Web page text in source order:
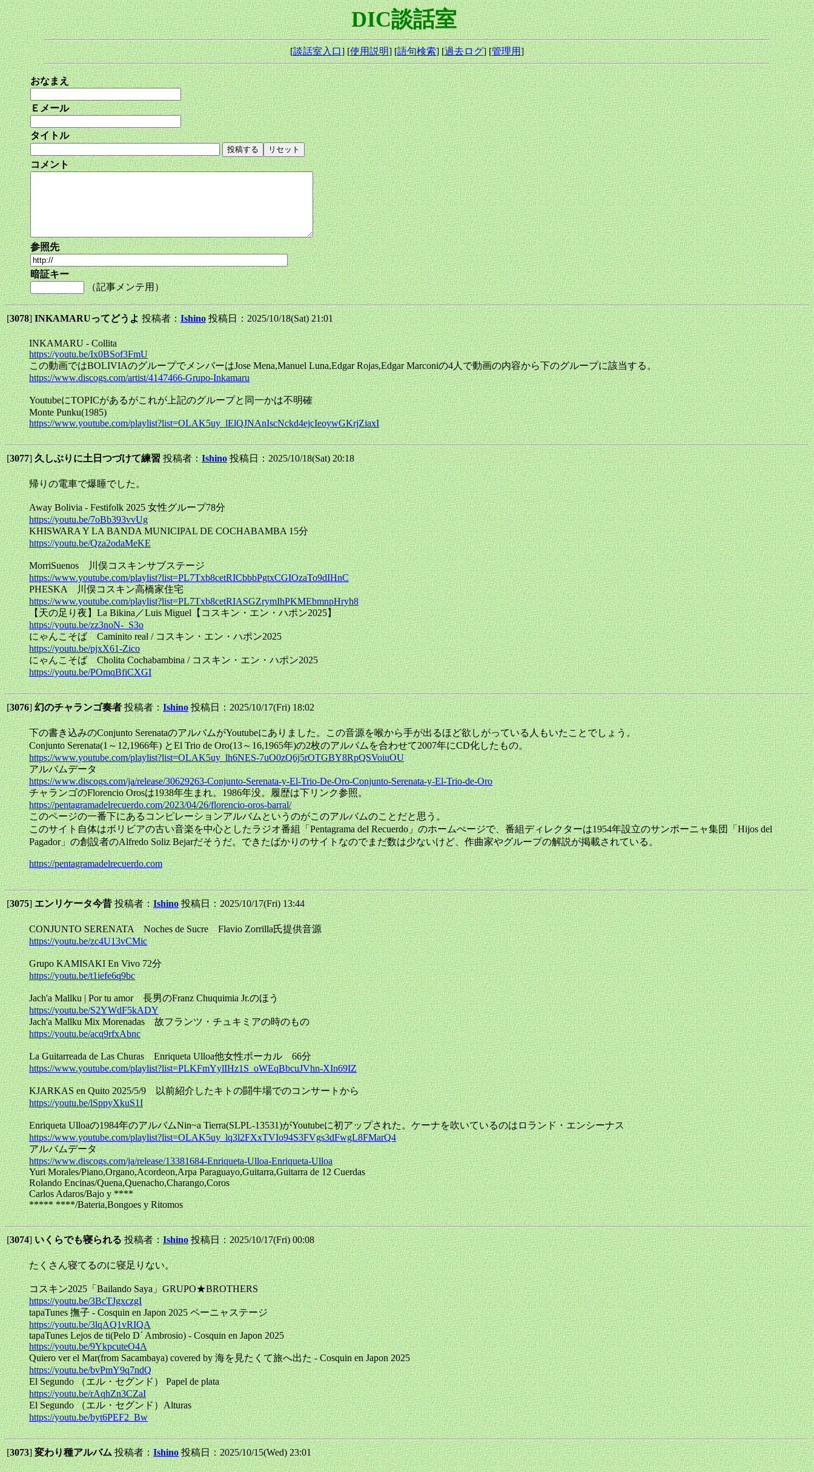
DIC談話室
[談話室入口] [使用説明] [語句検索] [過去ログ] [管理用]
おなまえ
Ｅメール
タイトル
コメント
参照先
暗証キー
（記事メンテ用）
[3078]INKAMARUってどうよ投稿者：Ishino 投稿日：2025/10/18(Sat) 21:01
INKAMARU - Collita
https://youtu.be/Ix0BSof3FmU
この動画ではBOLIVIAのグループでメンバーはJose Mena,Manuel Luna,Edgar Rojas,Edgar Marconiの4人で動画の内容から下のグループに該当する。
https://www.discogs.com/artist/4147466-Grupo-Inkamaru
YoutubeにTOPICがあるがこれが上記のグループと同一かは不明確
Monte Punku(1985)
https://www.youtube.com/playlist?list=OLAK5uy_lElQJNAnIscNckd4ejcIeoywGKrjZiaxI
[3077]久しぶりに土日つづけて練習投稿者：Ishino 投稿日：2025/10/18(Sat) 20:18
帰りの電車で爆睡でした。
Away Bolivia - Festifolk 2025 女性グループ78分
https://youtu.be/7oBb393vvUg
KHISWARA Y LA BANDA MUNICIPAL DE COCHABAMBA 15分
https://youtu.be/Qza2odaMeKE
MorriSuenos 川俣コスキンサブステージ
https://www.youtube.com/playlist?list=PL7Txb8cetRICbbbPgtxCGIOzaTo9dIHnC
PHESKA 川俣コスキン高橋家住宅
https://www.youtube.com/playlist?list=PL7Txb8cetRIASGZrymIhPKMEbmnpHryh8
【天の足り夜】La Bikina／Luis Miguel【コスキン・エン・ハポン2025】
https://youtu.be/zz3noN-_S3o
にゃんこそば Caminito real / コスキン・エン・ハポン2025
https://youtu.be/pjxX61-Zico
にゃんこそば Cholita Cochabambina / コスキン・エン・ハポン2025
https://youtu.be/POmqBfiCXGI
[3076]幻のチャランゴ奏者投稿者：Ishino 投稿日：2025/10/17(Fri) 18:02
下の書き込みのConjunto SerenataのアルバムがYoutubeにありました。この音源を喉から手が出るほど欲しがっている人もいたことでしょう。
Conjunto Serenata(1～12,1966年) とEl Trio de Oro(13～16,1965年)の2枚のアルバムを合わせて2007年にCD化したもの。
https://www.youtube.com/playlist?list=OLAK5uy_lh6NES-7uO0zQ6j5rOTGBY8RpQSVoiuOU
アルバムデータ
https://www.discogs.com/ja/release/30629263-Conjunto-Serenata-y-El-Trio-De-Oro-Conjunto-Serenata-y-El-Trio-de-Oro
チャランゴのFlorencio Orosは1938年生まれ。1986年没。履歴は下リンク参照。
https://pentagramadelrecuerdo.com/2023/04/26/florencio-oros-barral/
このページの一番下にあるコンピレーションアルバムというのがこのアルバムのことだと思う。
このサイト自体はボリビアの古い音楽を中心としたラジオ番組「Pentagrama del Recuerdo」のホームぺージで、番組ディレクターは1954年設立のサンポーニャ集団「Hijos del
Pagador」の創設者のAlfredo Soliz Bejarだそうだ。できたばかりのサイトなのでまだ数は少ないけど、作曲家やグループの解説が掲載されている。
https://pentagramadelrecuerdo.com
[3075]エンリケータ今昔投稿者：Ishino 投稿日：2025/10/17(Fri) 13:44
CONJUNTO SERENATA Noches de Sucre Flavio Zorrilla氏提供音源
https://youtu.be/zc4U13vCMic
Grupo KAMISAKI En Vivo 72分
https://youtu.be/t1iefe6q9bc
Jach'a Mallku | Por tu amor 長男のFranz Chuquimia Jr.のほう
https://youtu.be/S2YWdF5kADY
Jach'a Mallku Mix Morenadas 故フランツ・チュキミアの時のもの
https://youtu.be/acq9rfxAbnc
La Guitarreada de Las Churas Enriqueta Ulloa他女性ボーカル 66分
https://www.youtube.com/playlist?list=PLKFmYylIHz1S_oWEqBbcuJVhn-XIn69IZ
KJARKAS en Quito 2025/5/9 以前紹介したキトの闘牛場でのコンサートから
https://youtu.be/lSppyXkuS1I
Enriqueta Ulloaの1984年のアルバムNin~a Tierra(SLPL-13531)がYoutubeに初アップされた。ケーナを吹いているのはロランド・エンシーナス
https://www.youtube.com/playlist?list=OLAK5uy_lq3l2FXxTVIo94S3FVgs3dFwgL8FMarQ4
アルバムデータ
https://www.discogs.com/ja/release/13381684-Enriqueta-Ulloa-Enriqueta-Ulloa
Yuri Morales/Piano,Organo,Acordeon,Arpa Paraguayo,Guitarra,Guitarra de 12 Cuerdas
Rolando Encinas/Quena,Quenacho,Charango,Coros
Carlos Adaros/Bajo y ****
***** ****/Bateria,Bongoes y Ritomos
[3074]いくらでも寝られる投稿者：Ishino 投稿日：2025/10/17(Fri) 00:08
たくさん寝てるのに寝足りない。
コスキン2025「Bailando Saya」GRUPO★BROTHERS
https://youtu.be/3BcTJgxczgI
tapaTunes 撫子 - Cosquin en Japon 2025 ペーニャステージ
https://youtu.be/3lqAQ1vRIQA
tapaTunes Lejos de ti(Pelo D´ Ambrosio) - Cosquin en Japon 2025
https://youtu.be/9YkpcuteO4A
Quiero ver el Mar(from Sacambaya) covered by 海を見たくて旅へ出た - Cosquin en Japon 2025
https://youtu.be/bvPmY9q7ndQ
El Segundo （エル・セグンド） Papel de plata
https://youtu.be/rAqhZn3CZaI
El Segundo （エル・セグンド）Alturas
https://youtu.be/byt6PEF2_Bw
[3073]変わり種アルバム投稿者：Ishino 投稿日：2025/10/15(Wed) 23:01